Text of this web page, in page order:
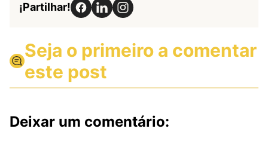
¡Partilhar!
Seja o primeiro a comentar
este post
Deixar um comentário: